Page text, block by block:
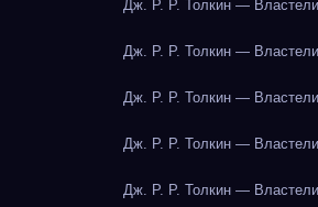
Дж. Р. Р. Толкин —
Дж. Р. Р. Толкин —
Дж. Р. Р. Толкин —
Дж. Р. Р. Толкин —
Дж. Р. Р. Толкин —